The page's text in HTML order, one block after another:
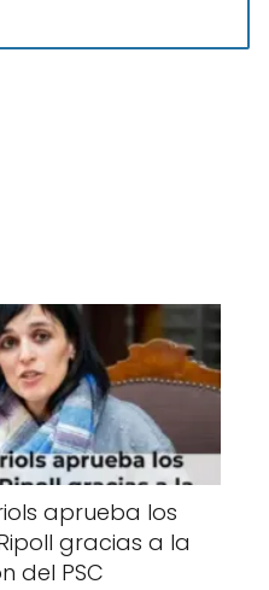
aprueba los
gracias a la
del PSC